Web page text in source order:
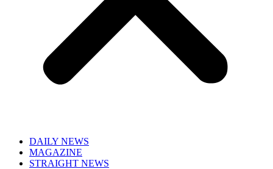
DAILY NEWS
MAGAZINE
STRAIGHT NEWS